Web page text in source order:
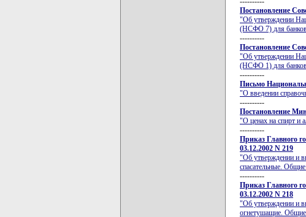
Постановление
"Об утверждении
(НСФО 7) для
----------
Постановление
"Об утверждении
(НСФО 1) для
----------
Письмо
"О введении
----------
Постановление
"О ценах на спирт и
----------
Приказ Главного
03.12.2002 N 219
"Об утверждении и
спасательные.
----------
Приказ Главного
03.12.2002 N 218
"Об утверждении и
огнетушащие.